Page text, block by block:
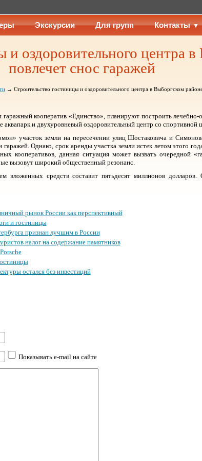
Экскурсии Для групп Контакты
и оздоровительного центра
повлечет снос гаражей
→ Строительство гостиницы и оздоровительного центра в Выборгском
кооператив «Единство», планируют построить лечебно-
и двухуровневый оздоровительный центр со спортивной
участок земли на пересечении улиц Шостаковича и
Однако, срок аренды участка земли истек летом этого
кооперативов, данная ситуация может вызвать очередной
вызовут широкий общественный резонанс.
средств составит пятьдесят миллионов долларов.
рынок России как перспективный
и гостиницы
признан лучшим в России
налог на содержание памятников
остался без инвестиций
Показывать e-mail на сайте